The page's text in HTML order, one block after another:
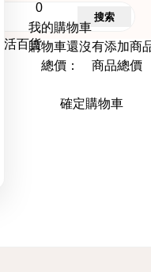
0
我的購物車
購物車還沒有添加商
總價： 商品總價
確定購物車
搜索